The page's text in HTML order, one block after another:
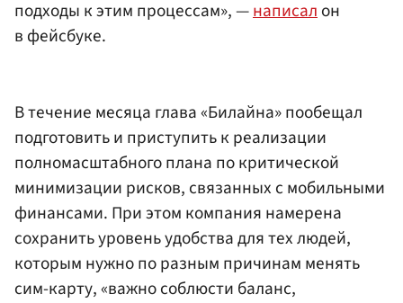
подходы к этим процессам», —написалон
в фейсбуке.
В течение месяца глава «Билайна» пообещал
подготовить и приступить к реализации
полномасштабного плана по критической
минимизации рисков, связанных с мобильными
финансами. При этом компания намерена
сохранить уровень удобства для тех людей,
которым нужно по разным причинам менять
сим-карту, «важно соблюсти баланс,